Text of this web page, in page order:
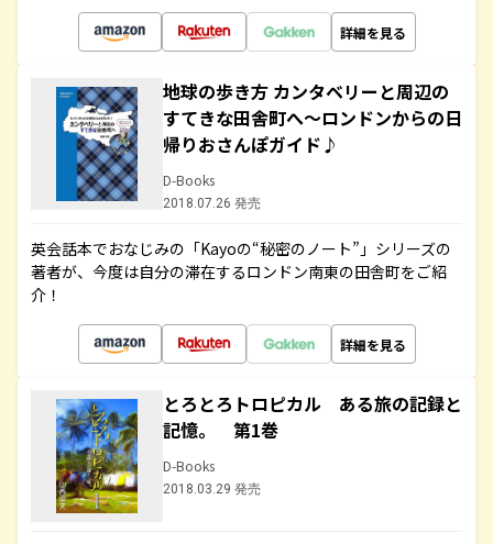
詳細を見る
地球の歩き方 カンタベリーと周辺の
すてきな田舎町へ～ロンドンからの日
帰りおさんぽガイド♪
D-Books
2018.07.26 発売
英会話本でおなじみの「Kayoの“秘密のノート”」シリーズの
著者が、今度は自分の滞在するロンドン南東の田舎町をご紹
介！
詳細を見る
とろとろトロピカル ある旅の記録と
記憶。 第1巻
D-Books
2018.03.29 発売